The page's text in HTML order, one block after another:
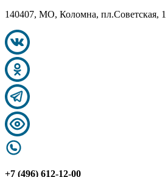
140407, МО, Коломна, пл.Советская, 1
+7 (496) 612-12-00